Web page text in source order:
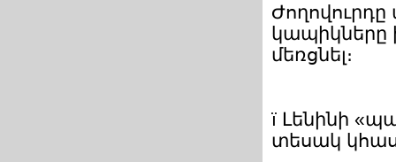
կապիկները
մեռցնել։
ï Լենինի
տեսակ